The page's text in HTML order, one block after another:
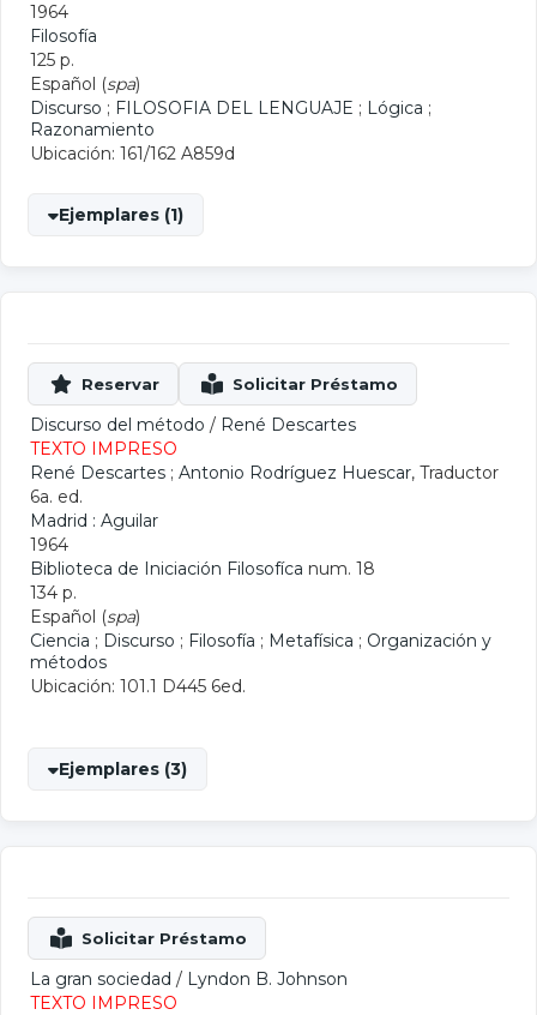
1964
Filosofía
125 p.
Español (spa)
Discurso ; FILOSOFIA DEL LENGUAJE ; Lógica ;
Razonamiento
Ubicación: 161/162 A859d
Ejemplares (1)
Discurso del método / René Descartes
TEXTO IMPRESO
René Descartes ; Antonio Rodríguez Huescar, Traductor
6a. ed.
Madrid : Aguilar
1964
Biblioteca de Iniciación Filosofíca num. 18
134 p.
Español (spa)
Ciencia ; Discurso ; Filosofía ; Metafísica ; Organización y
métodos
Ubicación: 101.1 D445 6ed.
Ejemplares (3)
La gran sociedad / Lyndon B. Johnson
TEXTO IMPRESO